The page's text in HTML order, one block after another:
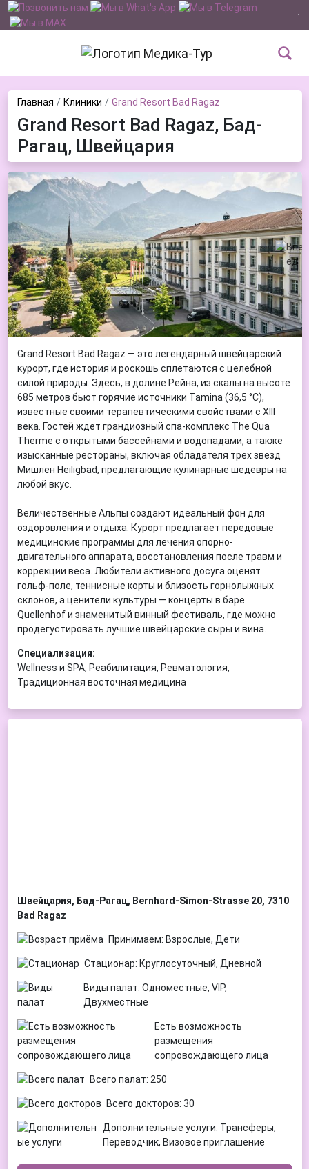
Главная Клиники Grand Resort Bad Ragaz
Grand Resort Bad Ragaz, Бад-
Рагац, Швейцария
Grand Resort Bad Ragaz — это легендарный швейцарский
курорт, где история и роскошь сплетаются с целебной
силой природы. Здесь, в долине Рейна, из скалы на высоте
685 метров бьют горячие источники Tamina (36,5 °C),
известные своими терапевтическими свойствами с XIII
века. Гостей ждет грандиозный спа-комплекс The Qua
Therme с открытыми бассейнами и водопадами, а также
изысканные рестораны, включая обладателя трех звезд
Мишлен Heiligbad, предлагающие кулинарные шедевры на
любой вкус.
Величественные Альпы создают идеальный фон для
оздоровления и отдыха. Курорт предлагает передовые
медицинские программы для лечения опорно-
двигательного аппарата, восстановления после травм и
коррекции веса. Любители активного досуга оценят
гольф-поле, теннисные корты и близость горнолыжных
склонов, а ценители культуры — концерты в баре
Quellenhof и знаменитый винный фестиваль, где можно
продегустировать лучшие швейцарские сыры и вина.
Специализация:
Wellness и SPA, Реабилитация, Ревматология,
Традиционная восточная медицина
Швейцария, Бад-Рагац, Bernhard-Simon-Strasse 20, 7310
Bad Ragaz
Принимаем: Взрослые, Дети
Стационар: Круглосуточный, Дневной
Виды палат: Одноместные, VIP,
Двухместные
Есть возможность
размещения
сопровождающего лица
Всего палат: 250
Всего докторов: 30
Дополнительные услуги: Трансферы,
Переводчик, Визовое приглашение